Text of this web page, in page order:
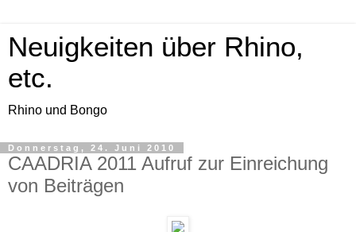
Neuigkeiten über Rhino,
etc.
Rhino und Bongo
Donnerstag, 24. Juni 2010
CAADRIA 2011 Aufruf zur Einreichung
von Beiträgen